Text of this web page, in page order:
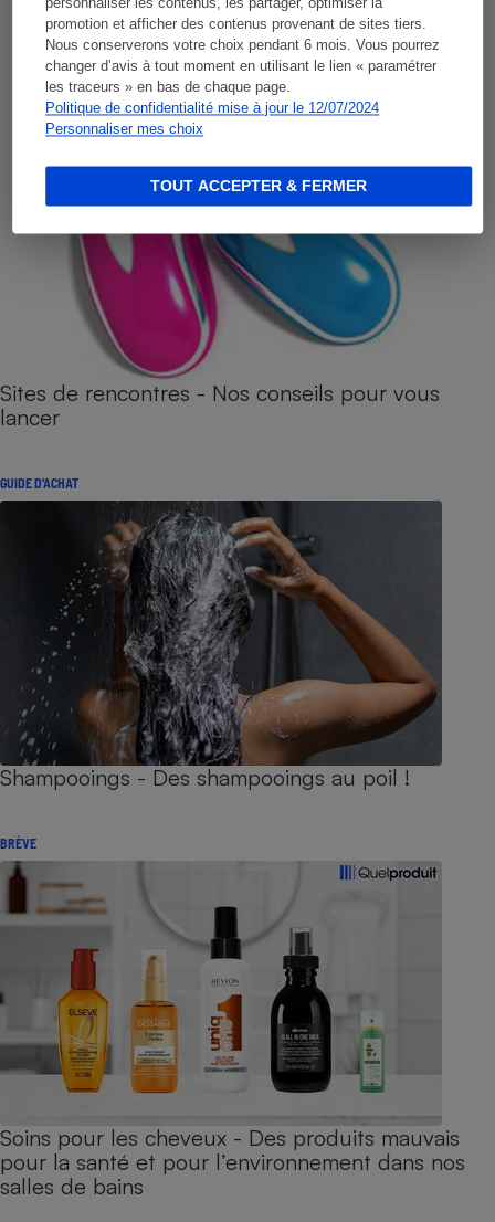
promotion et afficher des contenus provenant de sites tiers.
Nous conserverons votre choix pendant 6 mois. Vous pourrez
changer d’avis à tout moment en utilisant le lien « paramétrer
les traceurs » en bas de chaque page.
Politique de confidentialité mise à jour le 12/07/2024
Personnaliser mes choix
TOUT ACCEPTER & FERMER
Sites de rencontres - Nos conseils pour vous
lancer
GUIDE D'ACHAT
Shampooings - Des shampooings au poil !
BRÈVE
Soins pour les cheveux - Des produits mauvais
pour la santé et pour l’environnement dans nos
salles de bains